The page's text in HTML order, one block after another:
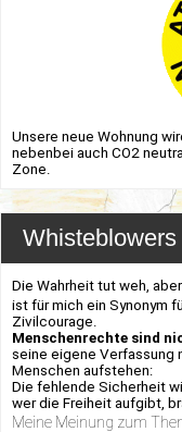
Unsere neue Wohnung
nebenbei auch CO2
Zone.
Whisteblowers
Die Wahrheit tut weh,
ist für mich ein Synonym
Zivilcourage.
Menschenrechte sind
seine eigene Verfassung
Menschen aufstehen:
Die fehlende Sicherheit
wer die Freiheit aufgibt,
Meine Meinung zum